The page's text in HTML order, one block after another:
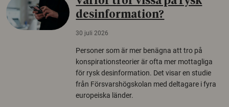
desinformation?
30 juli 2026
Personer som är mer benägna att tro på
konspirationsteorier är ofta mer mottagliga
för rysk desinformation. Det visar en studie
från Försvarshögskolan med deltagare i fyra
europeiska länder.